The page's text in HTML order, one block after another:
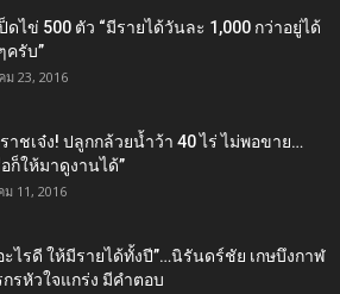
ป็ดไข่ 500 ตัว “มีรายได้วันละ 1,000 กว่าอยู่ได้
ครับ”
23, 2016
าชเจ๋ง! ปลูกกล้วยน้ำว้า 40 ไร่ ไม่พอขาย…
อก็ให้มาดูงานได้”‬
11, 2016
ะไรดี ให้มีรายได้ทั้งปี”…นิรันดร์ชัย เกษบึงกาฬ
กรหัวใจแกร่ง มีคำตอบ